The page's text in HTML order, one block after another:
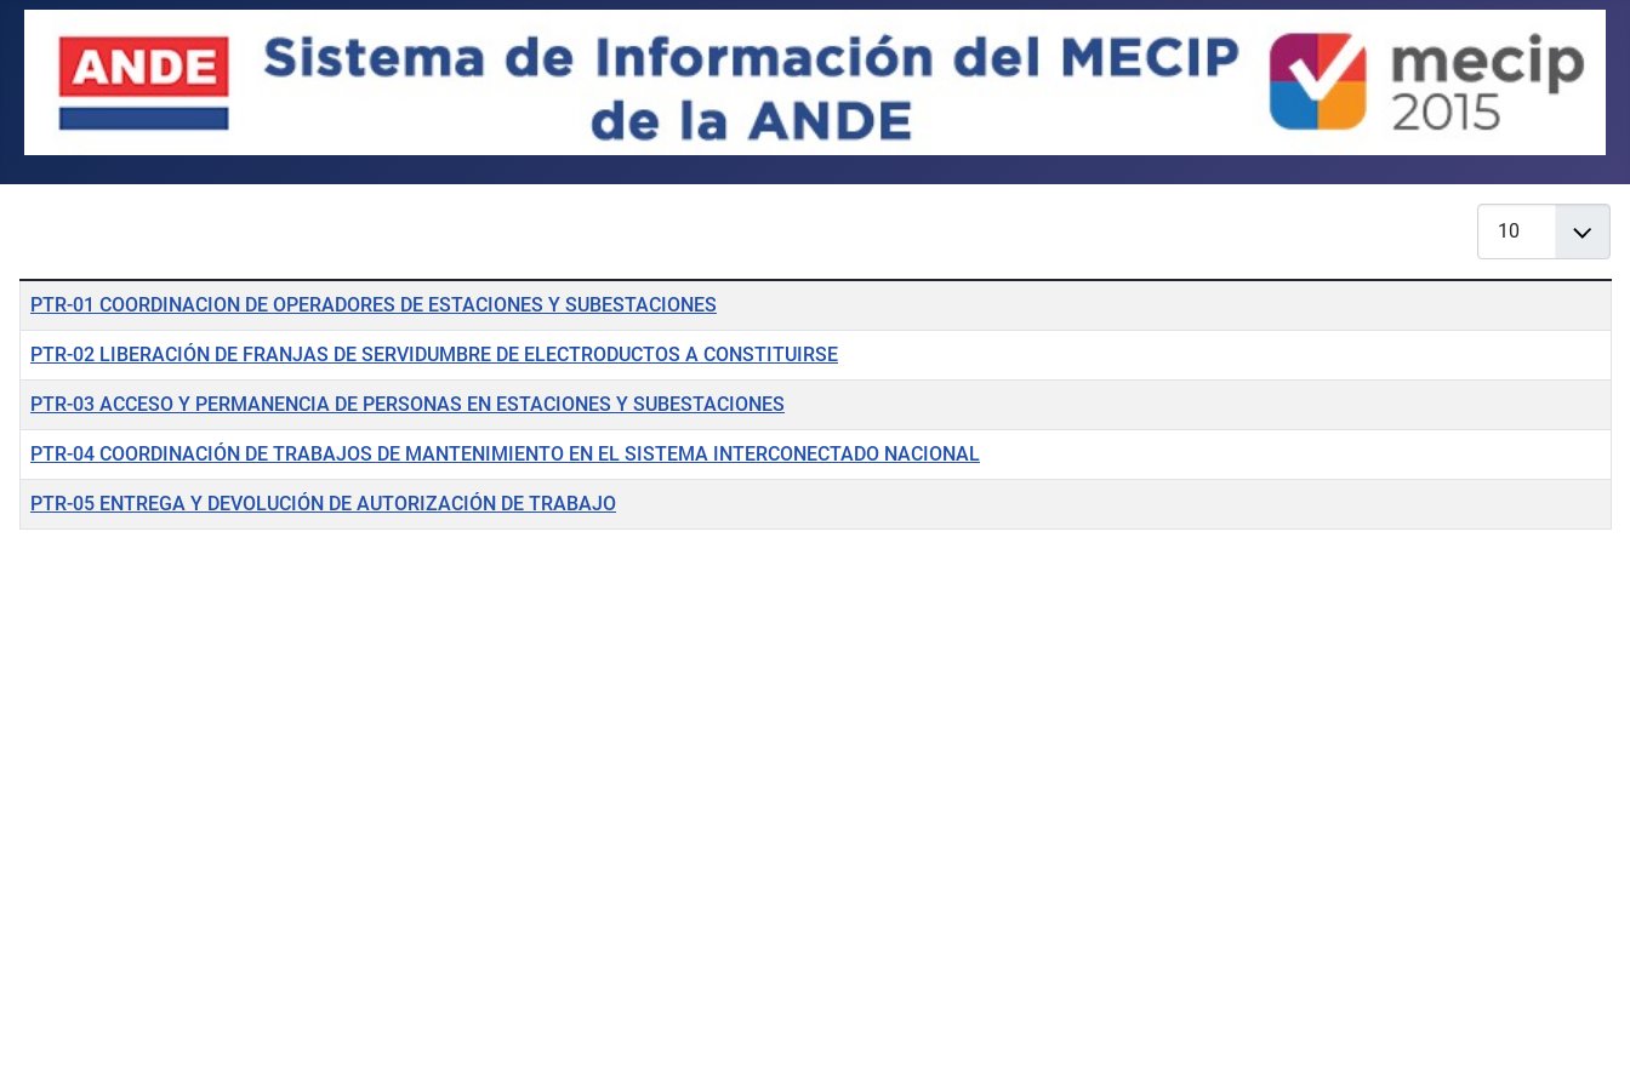
PTR-01 COORDINACION DE OPERADORES DE ESTACIONES Y SUBESTACIONES
PTR-02 LIBERACIÓN DE FRANJAS DE SERVIDUMBRE DE ELECTRODUCTOS A CONSTITUIRSE
PTR-03 ACCESO Y PERMANENCIA DE PERSONAS EN ESTACIONES Y SUBESTACIONES
PTR-04 COORDINACIÓN DE TRABAJOS DE MANTENIMIENTO EN EL SISTEMA INTERCONECTADO NACIONAL
PTR-05 ENTREGA Y DEVOLUCIÓN DE AUTORIZACIÓN DE TRABAJO